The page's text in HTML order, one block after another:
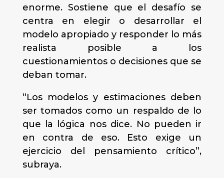
enorme. Sostiene que el desafío se
centra en elegir o desarrollar el
modelo apropiado y responder lo más
realista posible a los
cuestionamientos o decisiones que se
deban tomar.
“Los modelos y estimaciones deben
ser tomados como un respaldo de lo
que la lógica nos dice. No pueden ir
en contra de eso. Esto exige un
ejercicio del pensamiento crítico”,
subraya.